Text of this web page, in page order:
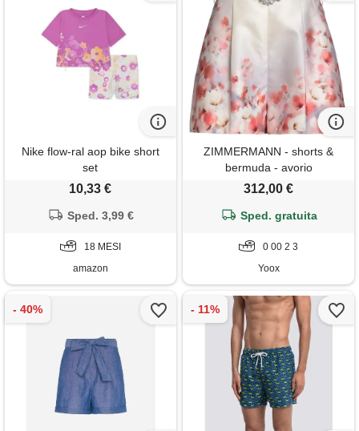
Nike flow-ral aop bike short
set
10,33 €
Sped. 3,99 €
18 MESI
amazon
ZIMMERMANN - shorts &
bermuda - avorio
312,00 €
Sped. gratuita
0 00 2 3
Yoox